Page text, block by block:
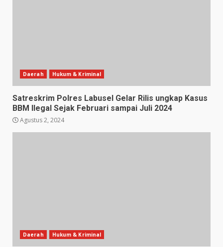
Daerah Hukum & Kriminal
Satreskrim Polres Labusel Gelar Rilis ungkap Kasus
BBM Ilegal Sejak Februari sampai Juli 2024
Agustus 2, 2024
Daerah Hukum & Kriminal